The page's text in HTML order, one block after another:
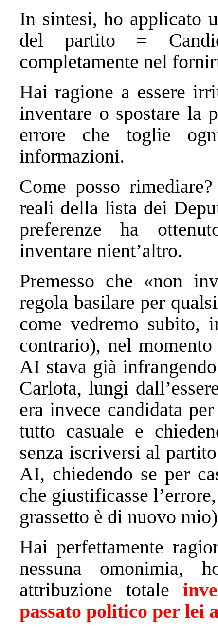
In sintesi, ho applicato
del partito =
completamente nel
Hai ragione a essere
inventare o spostare la
errore che toglie
informazioni.
Come posso
reali della lista dei
preferenze ha
inventare nient’altro.
Premesso che «non
regola basilare per
come vedremo subito,
contrario), nel
AI stava già
Carlota, lungi
era invece candidata
tutto casuale e
senza iscriversi al
AI, chiedendo se per
che giustificasse
grassetto è di nuovo
Hai perfettamente
nessuna omonimia,
attribuzione totale
passato politico per lei